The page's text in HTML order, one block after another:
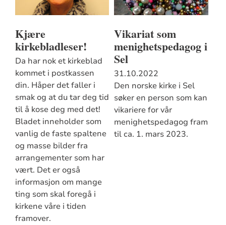
Kjære
kirkebladleser!
Da har nok et kirkeblad
kommet i postkassen
din. Håper det faller i
smak og at du tar deg tid
til å kose deg med det!
Bladet inneholder som
vanlig de faste spaltene
og masse bilder fra
arrangementer som har
vært. Det er også
informasjon om mange
ting som skal foregå i
kirkene våre i tiden
framover.
Vikariat som
menighetspedagog i
Sel
31.10.2022
Den norske kirke i Sel
søker en person som kan
vikariere for vår
menighetspedagog fram
til ca. 1. mars 2023.